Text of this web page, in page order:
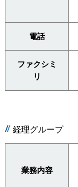
電話
ファクシミ
リ
経理グループ
業務内容